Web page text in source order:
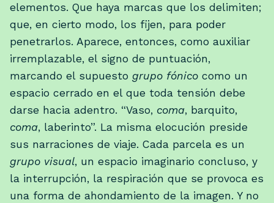
elementos. Que haya marcas que los delimiten;
que, en cierto modo, los fijen, para poder
penetrarlos. Aparece, entonces, como auxiliar
irremplazable, el signo de puntuación,
marcando el supuesto grupo fónico como un
espacio cerrado en el que toda tensión debe
darse hacia adentro. “Vaso, coma, barquito,
coma, laberinto”. La misma elocución preside
sus narraciones de viaje. Cada parcela es un
grupo visual, un espacio imaginario concluso, y
la interrupción, la respiración que se provoca es
una forma de ahondamiento de la imagen. Y no